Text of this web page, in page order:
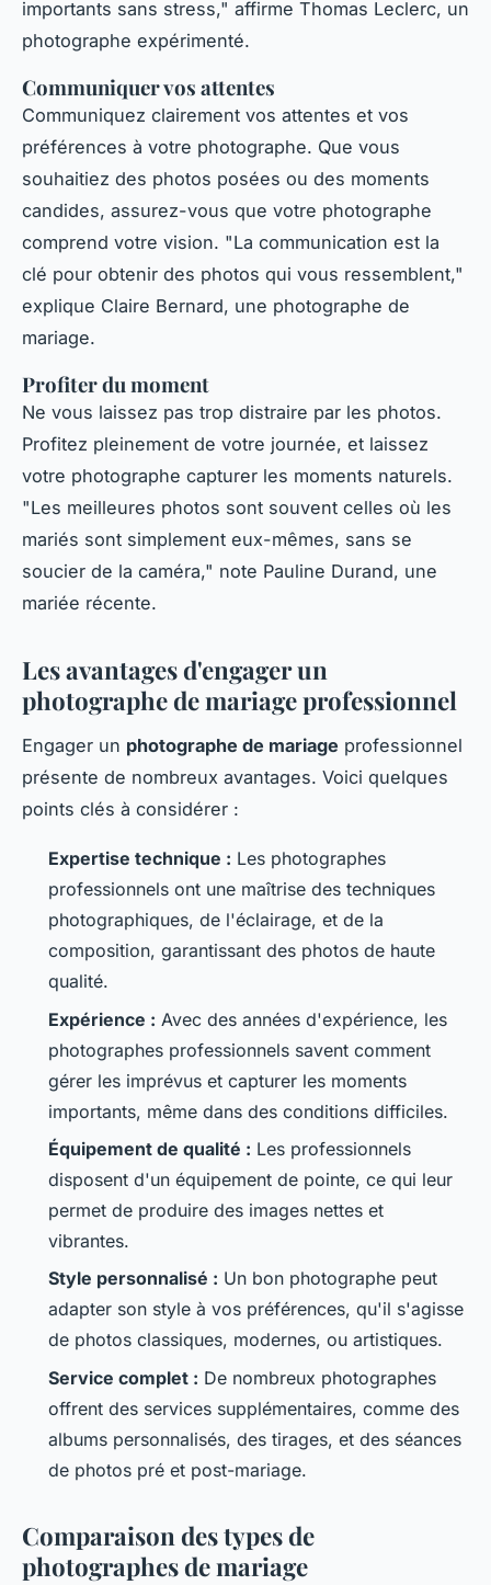
importants sans stress," affirme Thomas Leclerc, un
photographe expérimenté.
Communiquer vos attentes
Communiquez clairement vos attentes et vos
préférences à votre photographe. Que vous
souhaitiez des photos posées ou des moments
candides, assurez-vous que votre photographe
comprend votre vision. "La communication est la
clé pour obtenir des photos qui vous ressemblent,"
explique Claire Bernard, une photographe de
mariage.
Profiter du moment
Ne vous laissez pas trop distraire par les photos.
Profitez pleinement de votre journée, et laissez
votre photographe capturer les moments naturels.
"Les meilleures photos sont souvent celles où les
mariés sont simplement eux-mêmes, sans se
soucier de la caméra," note Pauline Durand, une
mariée récente.
Les avantages d'engager un
photographe de mariage professionnel
Engager un photographe de mariage professionnel
présente de nombreux avantages. Voici quelques
points clés à considérer :
Expertise technique : Les photographes
professionnels ont une maîtrise des techniques
photographiques, de l'éclairage, et de la
composition, garantissant des photos de haute
qualité.
Expérience : Avec des années d'expérience, les
photographes professionnels savent comment
gérer les imprévus et capturer les moments
importants, même dans des conditions difficiles.
Équipement de qualité : Les professionnels
disposent d'un équipement de pointe, ce qui leur
permet de produire des images nettes et
vibrantes.
Style personnalisé : Un bon photographe peut
adapter son style à vos préférences, qu'il s'agisse
de photos classiques, modernes, ou artistiques.
Service complet : De nombreux photographes
offrent des services supplémentaires, comme des
albums personnalisés, des tirages, et des séances
de photos pré et post-mariage.
Comparaison des types de
photographes de mariage